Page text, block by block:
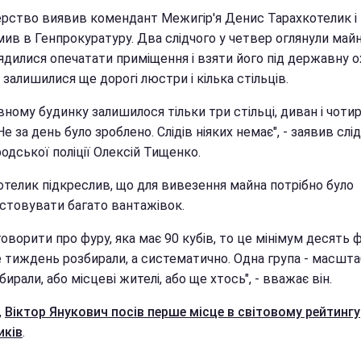
виявив комендант Межигір'я Денис Тарахкотелик і
в Генпрокуратуру. Два слідчого у четвер оглянули
опечатати приміщення і взяти його під державну
ще дорогі люстри і кілька стільців.
будинку залишилося тільки три стільці, диван і
за день було зроблено. Слідів ніяких немає", - заявив
поліції Олексій Тищенко.
підкреслив, що для вивезення майна потрібно було
багато вантажівок.
про фуру, яка має 90 кубів, то це мінімум десять
тиждень розбирали, а систематично. Одна група -
або місцеві жителі, або ще хтось", - вважає він.
Віктор Янукович посів перше місце в світовому рейтингу
.